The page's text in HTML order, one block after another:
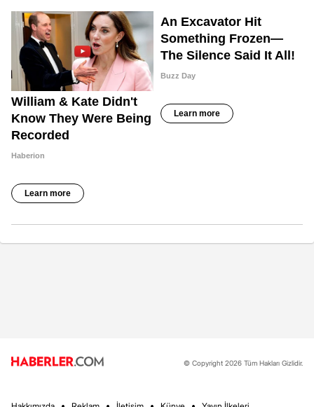
© Copyright 2026 Tüm Hakları Gizlidir.